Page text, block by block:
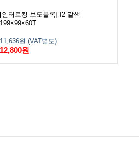
[인터로킹 보도블록] I2 갈색
199×99×60T
11,636원 (VAT별도)
12,800원